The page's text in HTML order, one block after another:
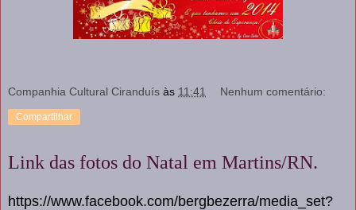
Companhia Cultural Ciranduís às 11:41 Nenhum comentário:
Compartilhar
Link das fotos do Natal em Martins/RN.
https://www.facebook.com/bergbezerra/media_set?